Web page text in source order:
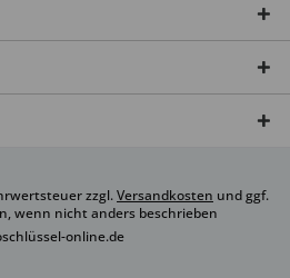
zzgl.Versandkosten und ggf.
wenn nicht anders beschrieben
online.de